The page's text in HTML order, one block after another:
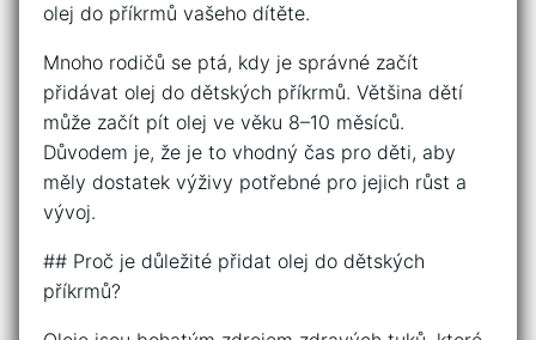
olej do příkrmů vašeho dítěte.
Mnoho rodičů se ptá, kdy je správné začít
přidávat olej do dětských příkrmů. Většina dětí
může začít pít olej ve věku 8–10 měsíců.
Důvodem je, že je to vhodný čas pro děti, aby
měly dostatek výživy potřebné pro jejich růst a
vývoj.
## Proč je důležité přidat olej do dětských
příkrmů?